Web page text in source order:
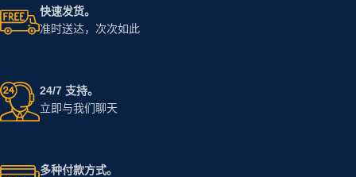
快速发货。
准时送达，次次如此
24/7 支持。
立即与我们聊天
多种付款方式。